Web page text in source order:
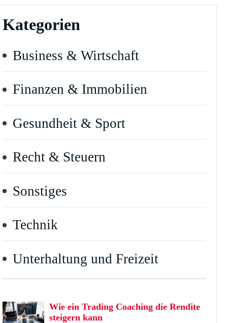
Kategorien
Business & Wirtschaft
Finanzen & Immobilien
Gesundheit & Sport
Recht & Steuern
Sonstiges
Technik
Unterhaltung und Freizeit
Wie ein Trading Coaching die Rendite
steigern kann